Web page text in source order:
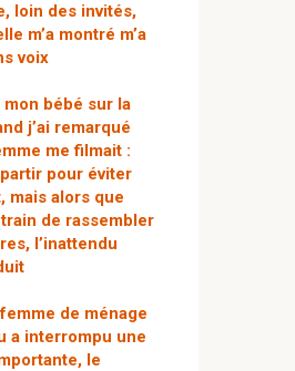
loin des invités,
m’a montré m’a
voix
mon bébé sur la
j’ai remarqué
me filmait :
partir pour éviter
mais alors que
train de rassembler
l’inattendu
de ménage
a interrompu une
le